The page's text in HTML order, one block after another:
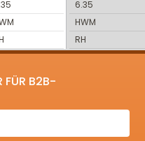
6.35
HWM
RH
FÜR B2B-